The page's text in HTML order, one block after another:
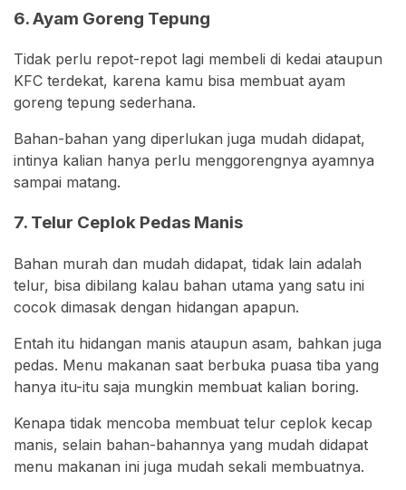
6. Ayam Goreng Tepung
Tidak perlu repot-repot lagi membeli di kedai ataupun
KFC terdekat, karena kamu bisa membuat ayam
goreng tepung sederhana.
Bahan-bahan yang diperlukan juga mudah didapat,
intinya kalian hanya perlu menggorengnya ayamnya
sampai matang.
7. Telur Ceplok Pedas Manis
Bahan murah dan mudah didapat, tidak lain adalah
telur, bisa dibilang kalau bahan utama yang satu ini
cocok dimasak dengan hidangan apapun.
Entah itu hidangan manis ataupun asam, bahkan juga
pedas. Menu makanan saat berbuka puasa tiba yang
hanya itu-itu saja mungkin membuat kalian boring.
Kenapa tidak mencoba membuat telur ceplok kecap
manis, selain bahan-bahannya yang mudah didapat
menu makanan ini juga mudah sekali membuatnya.